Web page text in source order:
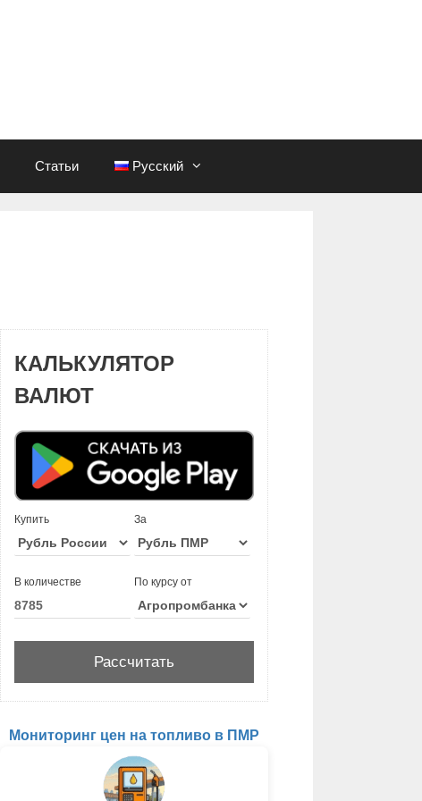
Статьи Русский
КАЛЬКУЛЯТОР
ВАЛЮТ
Купить За
В количестве По курсу от
Мониторинг цен на топливо в ПМР